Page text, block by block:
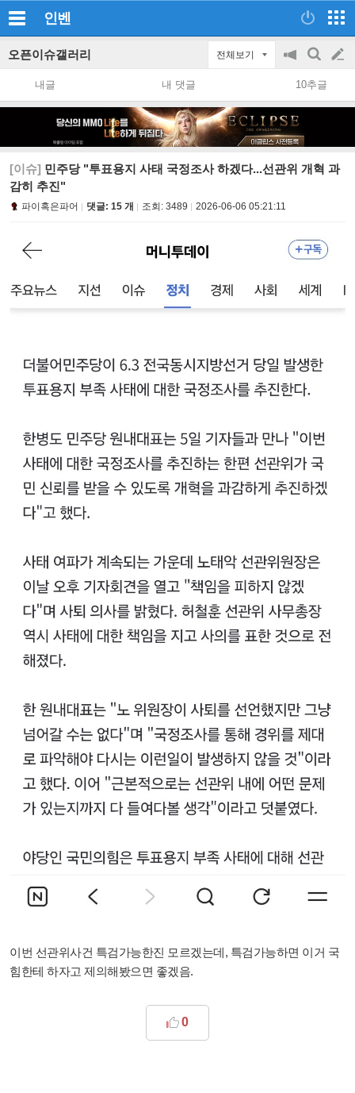
인벤
오픈이슈갤러리 전체보기
공
지
on/off
검
색
글
쓰
내글 내 댓글 10추글
[이슈] 민주당 "투표용지 사태 국정조사 하겠다...선관위 개혁 과
감히 추진"
파이혹은파어 댓글: 15 개 조회: 3489 2026-06-06 05:21:11
이번 선관위사건 특검가능한진 모르겠는데, 특검가능하면 이거 국
힘한테 하자고 제의해봤으면 좋겠음.
0